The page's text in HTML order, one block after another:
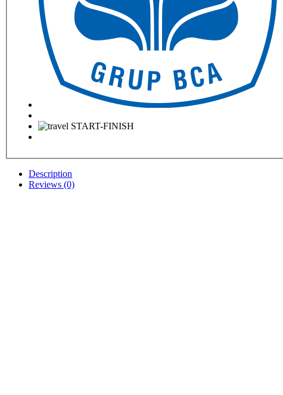
Description
Reviews (0)